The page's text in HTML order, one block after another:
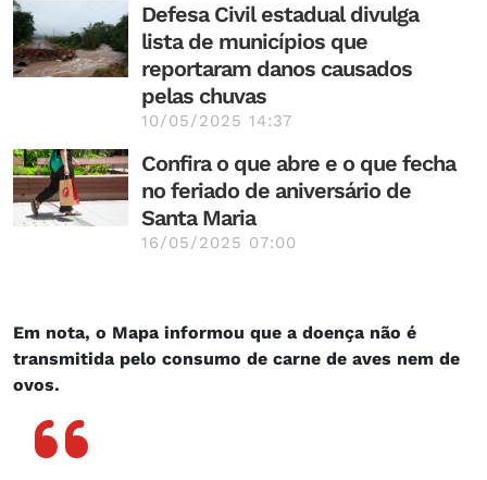
Defesa Civil estadual divulga
lista de municípios que
reportaram danos causados
pelas chuvas
10/05/2025 14:37
Confira o que abre e o que fecha
no feriado de aniversário de
Santa Maria
16/05/2025 07:00
Em nota, o Mapa informou que a doença não é
transmitida pelo consumo de carne de aves nem de
ovos.